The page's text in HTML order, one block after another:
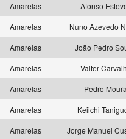
Amarelas
Afonso
Amarelas
Nuno Azevedo
Amarelas
João Pedro
Amarelas
Valter
Amarelas
Pedro
Amarelas
Keiichi
Amarelas
Jorge Manuel